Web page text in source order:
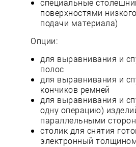
специальные
поверхностями
подачи материала)
Опции:
для выравнивания и
полос
для выравнивания и
кончиков ремней
для выравнивания и
одну операцию)
параллельными
столик для снятия
электронный